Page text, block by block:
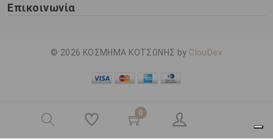
0
Επικοινωνία
© 2026 ΚΟΣΜΗΜΑ ΚΟΤΣΩΝΗΣ by ClouDev